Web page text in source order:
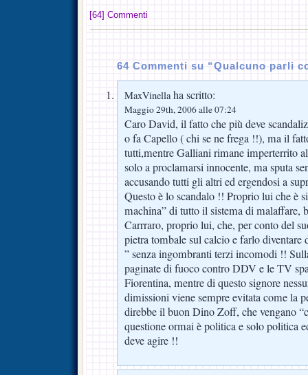
[64] Commenti
64 Commenti su “Qualcuno parli
MaxVinellaha scritto:
Maggio 29th, 2006 alle 07:24
Caro David, il fatto che più deve
o fa Capello ( chi se ne frega !!), ma il
tutti,mentre Galliani rimane imperterrito
solo a proclamarsi innocente, ma sputa
accusando tutti gli altri ed ergendosi a
Questo è lo scandalo !! Proprio lui che è
machina” di tutto il sistema di malaffare,
Carrraro, proprio lui, che, per conto del
pietra tombale sul calcio e farlo diventare
” senza ingombranti terzi incomodi !!
paginate di fuoco contro DDV e le TV
Fiorentina, mentre di questo signore
dimissioni viene sempre evitata come la
direbbe il buon Dino Zoff, che vengano
questione ormai è politica e solo politica
deve agire !!